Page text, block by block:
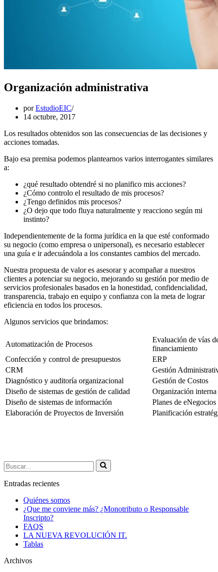
Organización administrativa
porEstudioEIC
14 octubre, 2017
Los resultados obtenidos son las consecuencias de las decisiones y
acciones tomadas.
Bajo esa premisa podemos plantearnos varios interrogantes similares
a:
¿qué resultado obtendré si no planifico mis acciones?
¿Cómo controlo el resultado de mis procesos?
¿Tengo definidos mis procesos?
¿O dejo que todo fluya naturalmente y reacciono según mi
instinto?
Independientemente de la forma jurídica en la que esté conformado
su negocio (como empresa o unipersonal), es necesario establecer
una guía e ir adecuándola a los constantes cambios del mercado.
Nuestra propuesta de valor es asesorar y acompañar a nuestros
clientes a potenciar su negocio, mejorando su gestión por medio de
servicios profesionales basados en la honestidad, confidencialidad,
transparencia, trabajo en equipo y confianza con la meta de lograr
eficiencia en todos los procesos.
Algunos servicios que brindamos:
Automatización de Procesos
Evaluación de vías
financiamiento
Confección y control de presupuestos
ERP
CRM
Gestión
Diagnóstico y auditoría organizacional
Gestión de Costos
Diseño de sistemas de gestión de calidad
Organización interna
Diseño de sistemas de información
Planes de eNegocios
Elaboración de Proyectos de Inversión
Planificación
Buscar...
Entradas recientes
Quiénes somos
¿Que me conviene más? ¿Monotributo o Responsable
Inscripto?
FAQS
LA NUEVA REVOLUCIÓN IT.
Tablas
Archivos